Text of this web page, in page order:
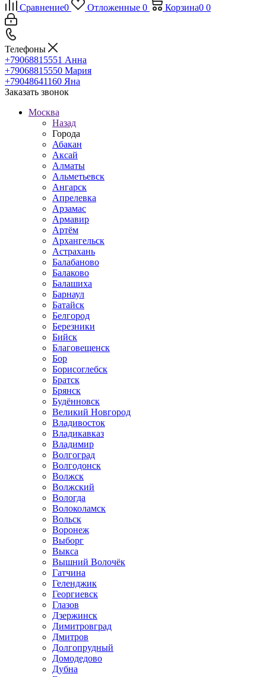
Сравнение0 Отложенные 0 Корзина0 0
Телефоны
+79068815551 Анна
+79068815550 Мария
+79048641160 Яна
Заказать звонок
Москва
Назад
Города
Абакан
Аксай
Алматы
Альметьевск
Ангарск
Апрелевка
Арзамас
Армавир
Артём
Архангельск
Астрахань
Балабаново
Балаково
Балашиха
Барнаул
Батайск
Белгород
Березники
Бийск
Благовещенск
Бор
Борисоглебск
Братск
Брянск
Будённовск
Великий Новгород
Владивосток
Владикавказ
Владимир
Волгоград
Волгодонск
Волжск
Волжский
Вологда
Волоколамск
Вольск
Воронеж
Выборг
Выкса
Вышний Волочёк
Гатчина
Геленджик
Георгиевск
Глазов
Дзержинск
Димитровград
Дмитров
Долгопрудный
Домодедово
Дубна